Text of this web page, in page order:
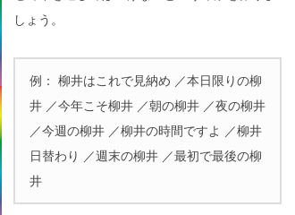
しょう。
例： 柳井はこれで見納め ／本日限りの柳
井 ／今年こそ柳井 ／朝の柳井 ／夜の柳井
／今週の柳井 ／柳井の時間ですよ ／柳井
日替わり ／週末の柳井 ／最初で最後の柳
井